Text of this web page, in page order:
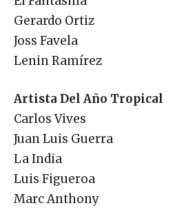
Gerardo Ortiz
Joss Favela
Lenin Ramírez
Artista Del Año Tropical
Carlos Vives
Juan Luis Guerra
La India
Luis Figueroa
Marc Anthony